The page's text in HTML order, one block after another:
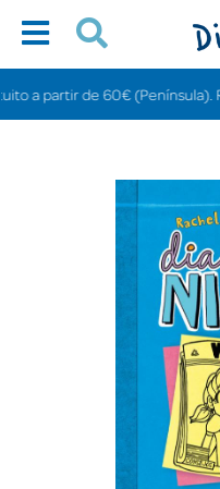
partir de 60€ (Península).